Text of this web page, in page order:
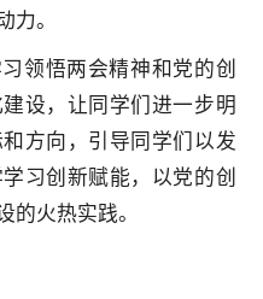
力。
领悟两会精神和党的创
设，让同学们进一步明
方向，引导同学们以发
习创新赋能，以党的创
的火热实践。